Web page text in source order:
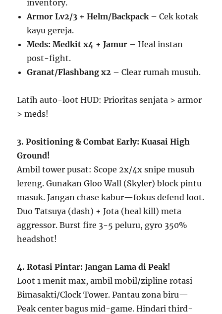
inventory.
Armor Lv2/3 + Helm/Backpack – Cek kotak
kayu gereja.
Meds: Medkit x4 + Jamur – Heal instan
post-fight.
Granat/Flashbang x2 – Clear rumah musuh.
Latih auto-loot HUD: Prioritas senjata > armor
> meds!
3. Positioning & Combat Early: Kuasai High
Ground!
Ambil tower pusat: Scope 2x/4x snipe musuh
lereng. Gunakan Gloo Wall (Skyler) block pintu
masuk. Jangan chase kabur—fokus defend loot.
Duo Tatsuya (dash) + Jota (heal kill) meta
aggressor. Burst fire 3-5 peluru, gyro 350%
headshot!
4. Rotasi Pintar: Jangan Lama di Peak!
Loot 1 menit max, ambil mobil/zipline rotasi
Bimasakti/Clock Tower. Pantau zona biru—
Peak center bagus mid-game. Hindari third-